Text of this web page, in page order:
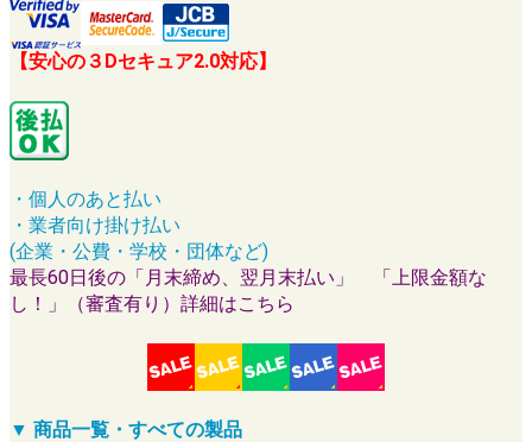
【安心の３Dセキュア2.0対応】
・個人のあと払い
・業者向け掛け払い
(企業・公費・学校・団体など)
最長60日後の「月末締め、翌月末払い」 「上限金額な
し！」（審査有り）詳細はこちら
▼ 商品一覧・すべての製品